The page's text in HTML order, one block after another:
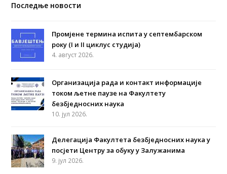
Последње новости
Промјене термина испита у септембарском
року (I и II циклус студија)
4. август 2026.
Организација рада и контакт информације
током љетне паузе на Факултету
безбједносних наука
10. јул 2026.
Делегација Факултета безбједносних наука у
посјети Центру за обуку у Залужанима
9. јул 2026.